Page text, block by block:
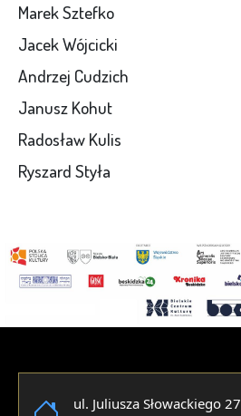
Marek Sztefko
Jacek Wójcicki
Andrzej Cudzich
Janusz Kohut
Radosław Kulis
Ryszard Styła
ul. Juliusza Słowackiego 27